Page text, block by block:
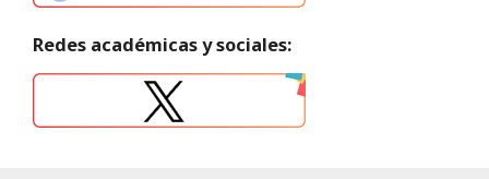
Redes académicas y sociales: